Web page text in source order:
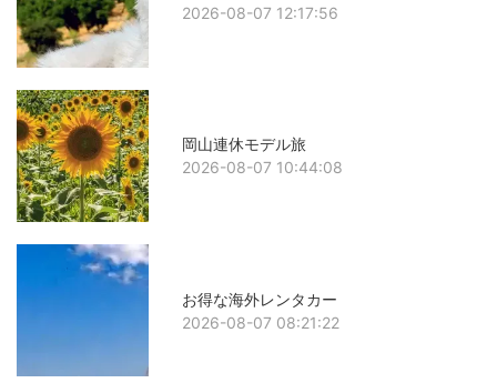
2026-08-07 12:17:56
岡山連休モデル旅
2026-08-07 10:44:08
お得な海外レンタカー
2026-08-07 08:21:22